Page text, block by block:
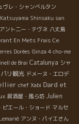
ヴレ・シャンべルタン
Katsuyama Shinsaku san
ント二ー・テヴネ 八丈島
En Mets Frais Ce
Dorées Ginza 4 cho-me
de Brai Catalunya シャ
パリ観光 ドメーヌ・エロデ
chef Xabi Dard et
居酒屋・風ら坊 Julien
ピエール・ショード マルセ
アンヌ・パイエさん